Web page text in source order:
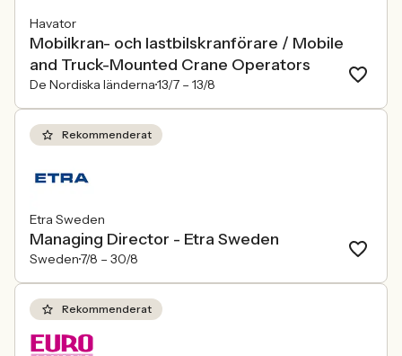
Havator
Mobilkran- och lastbilskranförare / Mobile
and Truck-Mounted Crane Operators
De Nordiska länderna13/7 – 13/8
Rekommenderat
Etra Sweden
Managing Director - Etra Sweden
Sweden7/8 – 30/8
Rekommenderat